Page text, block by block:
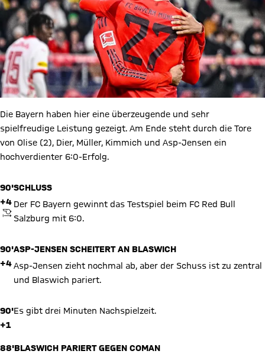
Die Bayern haben hier eine überzeugende und sehr
spielfreudige Leistung gezeigt. Am Ende steht durch die Tore
von Olise (2), Dier, Müller, Kimmich und Asp-Jensen ein
hochverdienter 6:0-Erfolg.
90'
+4
ANPFIFF
SCHLUSS
Der FC Bayern gewinnt das Testspiel beim FC Red Bull
Salzburg mit 6:0.
90'
+4
ASP-JENSEN SCHEITERT AN BLASWICH
Asp-Jensen zieht nochmal ab, aber der Schuss ist zu zentral
und Blaswich pariert.
90'
+1
Es gibt drei Minuten Nachspielzeit.
88'BLASWICH PARIERT GEGEN COMAN